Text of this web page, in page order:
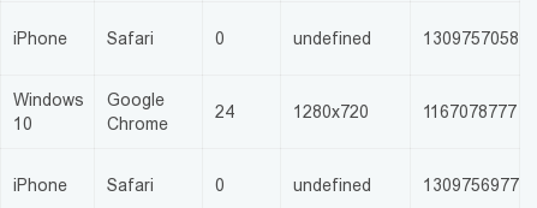
iPhone Safari 0 undefined 1309757058
Windows
10
Google
Chrome
24 1280x720 1167078777
iPhone Safari 0 undefined 1309756977